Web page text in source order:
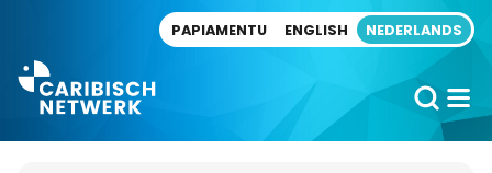
PAPIAMENTU ENGLISH NEDERLANDS